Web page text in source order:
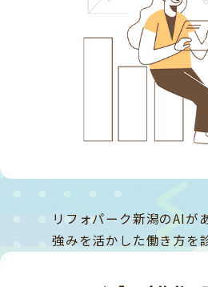
リフォパーク新潟のAIが
強みを活かした働き方を